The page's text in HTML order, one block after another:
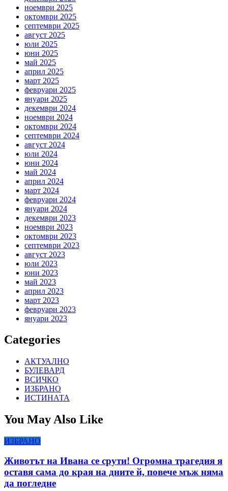
ноември 2025
октомври 2025
септември 2025
август 2025
юли 2025
юни 2025
май 2025
април 2025
март 2025
февруари 2025
януари 2025
декември 2024
ноември 2024
октомври 2024
септември 2024
август 2024
юли 2024
юни 2024
май 2024
април 2024
март 2024
февруари 2024
януари 2024
декември 2023
ноември 2023
октомври 2023
септември 2023
август 2023
юли 2023
юни 2023
май 2023
април 2023
март 2023
февруари 2023
януари 2023
Categories
АКТУАЛНО
БУЛЕВАРД
ВСИЧКО
ИЗБРАНО
ИСТИНАТА
You May Also Like
ИЗБРАНО
Животът на Ивана се срути! Огромна трагедия я
оставя сама до края на дните й, повече мъж няма
да погледне